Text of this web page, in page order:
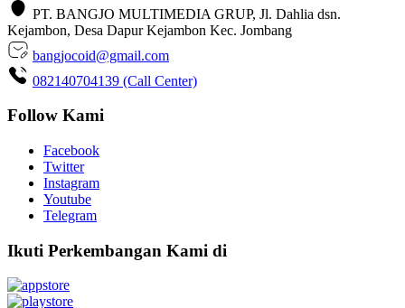
PT. BANGJO MULTIMEDIA GRUP, Jl. Dahlia dsn.
Kejambon, Desa Dapur Kejambon Kec. Jombang
bangjocoid@gmail.com
082140704139 (Call Center)
Follow Kami
Facebook
Twitter
Instagram
Youtube
Telegram
Ikuti Perkembangan Kami di